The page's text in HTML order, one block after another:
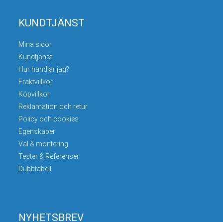
KUNDTJÄNST
Mina sidor
Kundtjänst
Hur handlar jag?
Fraktvillkor
Köpvillkor
Reklamation och retur
Policy och cookies
Egenskaper
Val & montering
Tester & Referenser
Dubbtabell
NYHETSBREV